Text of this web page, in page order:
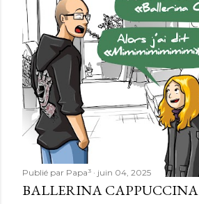
Publié par Papa³ juin 04, 2025
BALLERINA CAPPUCCINA